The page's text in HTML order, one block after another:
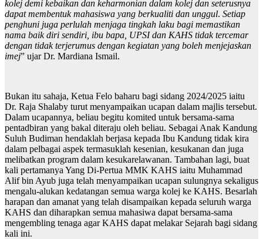
kolej demi kebaikan dan keharmonian dalam kolej dan seterusnya
dapat membentuk mahasiswa yang berkualiti dan unggul. Setiap
penghuni juga perlulah menjaga tingkah laku bagi memastikan
nama baik diri sendiri, ibu bapa, UPSI dan KAHS tidak tercemar
dengan tidak terjerumus dengan kegiatan yang boleh menjejaskan
imej” ujar Dr. Mardiana Ismail.
Bukan itu sahaja, Ketua Felo baharu bagi sidang 2024/2025 iaitu
Dr. Raja Shalaby turut menyampaikan ucapan dalam majlis tersebut.
Dalam ucapannya, beliau begitu komited untuk bersama-sama
pentadbiran yang bakal diteraju oleh beliau. Sebagai Anak Kandung
Suluh Budiman hendaklah berjasa kepada Ibu Kandung tidak kira
dalam pelbagai aspek termasuklah kesenian, kesukanan dan juga
melibatkan program dalam kesukarelawanan. Tambahan lagi, buat
kali pertamanya Yang Di-Pertua MMK KAHS iaitu Muhammad
Alif bin Ayub juga telah menyampaikan ucapan sulungnya sekaligus
mengalu-alukan kedatangan semua warga kolej ke KAHS. Besarlah
harapan dan amanat yang telah disampaikan kepada seluruh warga
KAHS dan diharapkan semua mahasiwa dapat bersama-sama
mengembling tenaga agar KAHS dapat melakar Sejarah bagi sidang
kali ini.